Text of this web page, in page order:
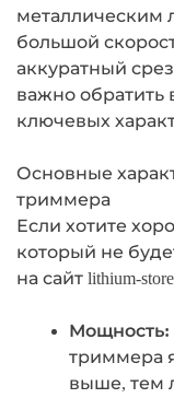
металлическим
большой
аккуратный
важно обратить
ключевых
Основные
триммера
Если хотите
который не
на сайт lithium-
Мощность:
триммера
выше, тем